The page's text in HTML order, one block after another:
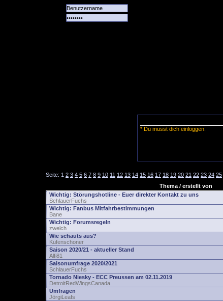
* Du musst dich einloggen.
Seite: 1 2 3 4 5 6 7 8 9 10 11 12 13 14 15 16 17 18 19 20 21 22 23 24 25
Thema / erstellt von
Wichtig: Störungshotline - Euer direkter Kontakt zu uns
SchlauerFuchs
Wichtig: Fanbus Mitfahrbestimmungen
Bane
Wichtig: Forumsregeln
zwelch
Wie schauts aus?
Kufenschoner
Saison 2020/21 - aktueller Stand
Alfi81
Saisonumfrage 2020/2021
SchlauerFuchs
Tornado Niesky - ECC Preussen am 02.11.2019
DetroitRedWingsCanada
Umfragen
JörgiLeafs